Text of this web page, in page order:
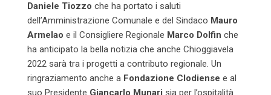
Daniele Tiozzo che ha portato i saluti
dell’Amministrazione Comunale e del Sindaco Mauro
Armelao e il Consigliere Regionale Marco Dolfin che
ha anticipato la bella notizia che anche Chioggiavela
2022 sarà tra i progetti a contributo regionale. Un
ringraziamento anche a Fondazione Clodiense e al
suo Presidente Giancarlo Munari sia per l’ospitalità